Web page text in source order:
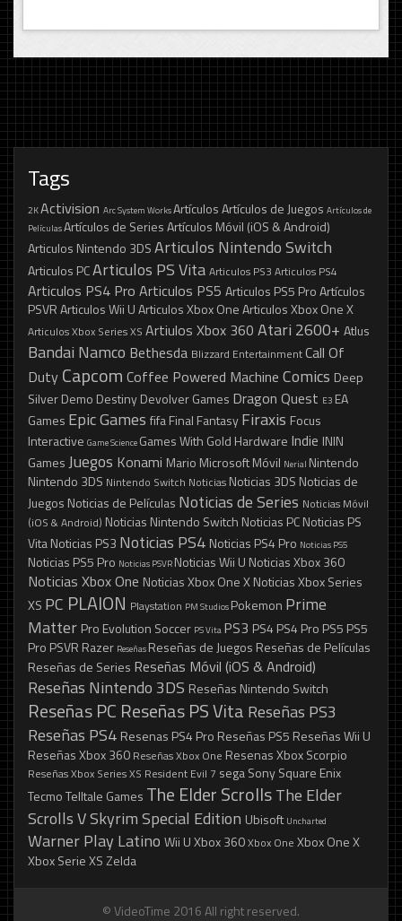
Tags
2KActivision Arc System WorksArtículosArtículos de Juegos Artículos de
PelículasArtículos de SeriesArtículos Móvil (iOS & Android)
Articulos Nintendo 3DSArticulos Nintendo Switch
Articulos PCArticulos PS Vita Articulos PS3 Articulos PS4
Articulos PS4 Pro Articulos PS5 Articulos PS5 ProArtículos
PSVRArticulos Wii UArticulos Xbox OneArticulos Xbox One X
Articulos Xbox Series XS Artiulos Xbox 360 Atari 2600+ Atlus
Bandai Namco Bethesda Blizzard EntertainmentCall Of
Duty Capcom Coffee Powered Machine Comics Deep
SilverDemo DestinyDevolver Games Dragon Quest E3 EA
Games Epic Games fifaFinal FantasyFiraxis Focus
Interactive Game Science Games With Gold Hardware Indie ININ
GamesJuegos Konami Mario MicrosoftMóvil Nerial Nintendo
Nintendo 3DS Nintendo Switch Noticias Noticias 3DS Noticias de
Juegos Noticias de Películas Noticias de Series Noticias Móvil
(iOS & Android) Noticias Nintendo Switch Noticias PCNoticias PS
VitaNoticias PS3 Noticias PS4 Noticias PS4 Pro Noticias PS5
Noticias PS5 Pro Noticias PSVR Noticias Wii U Noticias Xbox 360
Noticias Xbox One Noticias Xbox One XNoticias Xbox Series
XS PC PLAION Playstation PM Studios Pokemon Prime
Matter Pro Evolution Soccer PS Vita PS3 PS4 PS4 Pro PS5 PS5
Pro PSVR Razer Reseñas Reseñas de Juegos Reseñas de Películas
Reseñas de Series Reseñas Móvil (iOS & Android)
Reseñas Nintendo 3DS Reseñas Nintendo Switch
Reseñas PC Reseñas PS Vita Reseñas PS3
Reseñas PS4 Resenas PS4 Pro Reseñas PS5 Reseñas Wii U
Reseñas Xbox 360 Reseñas Xbox One Resenas Xbox Scorpio
Reseñas Xbox Series XS Resident Evil 7 segaSonySquare Enix
TecmoTelltale Games The Elder ScrollsThe Elder
Scrolls V Skyrim Special Edition Ubisoft Uncharted
Warner Play Latino Wii UXbox 360Xbox One Xbox One X
Xbox Serie XS Zelda
© VideoTime 2016 All right reserved.